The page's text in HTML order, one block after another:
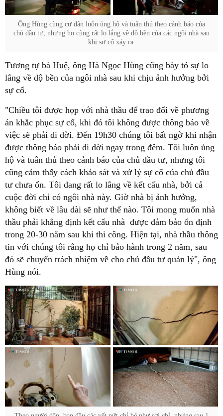
Ông Hùng cùng cư dân luôn ủng hộ và tuân thủ theo cảnh báo của
chủ đầu tư, nhưng họ cũng rất lo lắng về độ bền của các ngôi nhà sau
khi sự cố xảy ra.
Tương tự bà Huệ, ông Hà Ngọc Hùng cũng bày tỏ sự lo
lắng về độ bền của ngôi nhà sau khi chịu ảnh hưởng bởi
sự cố.
"Chiều tôi được họp với nhà thầu để trao đổi về phương
án khắc phục sự cố, khi đó tôi không được thông báo về
việc sẽ phải di dời. Đến 19h30 chúng tôi bất ngờ khi nhận
được thông báo phải di dời ngay trong đêm. Tôi luôn ủng
hộ và tuân thủ theo cảnh báo của chủ đầu tư, nhưng tôi
cũng cảm thấy cách khảo sát và xử lý sự cố của chủ đầu
tư chưa ổn. Tôi đang rất lo lắng về kết cấu nhà, bởi cả
cuộc đời chỉ có ngôi nhà này. Giờ nhà bị ảnh hưởng,
không biết về lâu dài sẽ như thế nào. Tôi mong muốn nhà
thầu phải khẳng định kết cấu nhà được đảm bảo ổn định
trong 20-30 năm sau khi thi công. Hiện tại, nhà thầu thông
tin với chúng tôi rằng họ chỉ bảo hành trong 2 năm, sau
đó sẽ chuyển trách nhiệm về cho chủ đầu tư quản lý", ông
Hùng nói.